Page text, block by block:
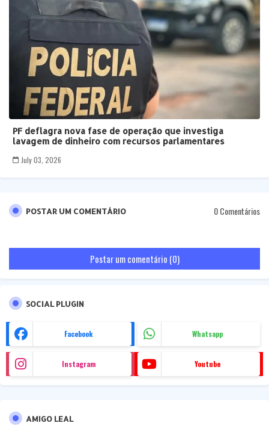
PF deflagra nova fase de operação que investiga
lavagem de dinheiro com recursos parlamentares
July 03, 2026
POSTAR UM COMENTÁRIO 0 Comentários
Postar um comentário (0)
SOCIAL PLUGIN
Facebook Whatsapp
Instagram Youtube
AMIGO LEAL